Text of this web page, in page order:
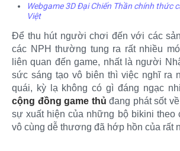
Webgame 3D Đại Chiến Thần chính thức
Việt
Để thu hút người chơi đến với các
các NPH thường tung ra rất nhiều
liên quan đến game, nhất là người
sức sáng tạo vô biên thì việc nghĩ ra
quái, kỳ lạ không có gì đáng ngạc
cộng đồng game thủ đang phát sốt về
sự xuất hiện của những bộ bikini theo
vô cùng dễ thương đã hớp hồn của rất